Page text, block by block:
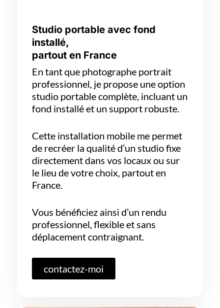
Studio portable avec fond
installé,
partout en France
En tant que photographe portrait
professionnel, je propose une option
studio portable complète, incluant un
fond installé et un support robuste.
Cette installation mobile me permet
de recréer la qualité d’un studio fixe
directement dans vos locaux ou sur
le lieu de votre choix, partout en
France.
Vous bénéficiez ainsi d’un rendu
professionnel, flexible et sans
déplacement contraignant.
contactez-moi